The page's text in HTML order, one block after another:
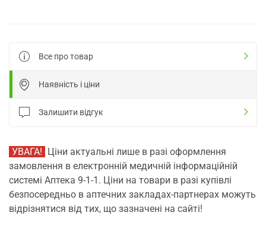
Все про товар
Наявність і ціни
Залишити відгук
УВАГА! Ціни актуальні лише в разі оформлення
замовлення в електронній медичній інформаційній
системі Аптека 9-1-1. Ціни на товари в разі купівлі
безпосередньо в аптечних закладах-партнерах можуть
відрізнятися від тих, що зазначені на сайті!